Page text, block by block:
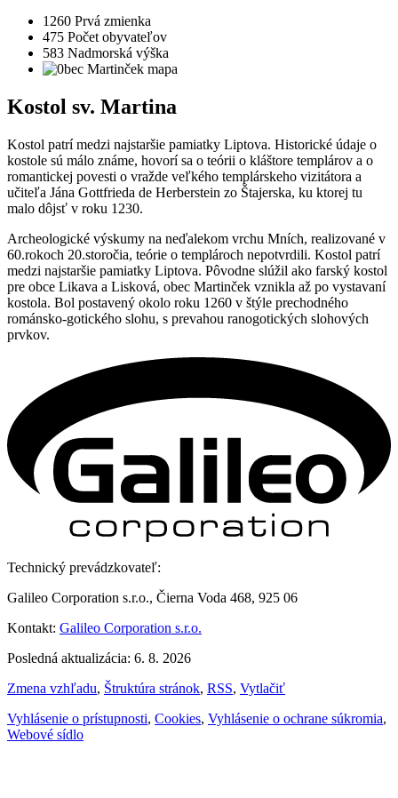
1260 Prvá zmienka
475 Počet obyvateľov
583 Nadmorská výška
Kostol sv. Martina
Kostol patrí medzi najstaršie pamiatky Liptova. Historické údaje o
kostole sú málo známe, hovorí sa o teórii o kláštore templárov a o
romantickej povesti o vražde veľkého templárskeho vizitátora a
učiteľa Jána Gottfrieda de Herberstein zo Štajerska, ku ktorej tu
malo dôjsť v roku 1230.
Archeologické výskumy na neďalekom vrchu Mních, realizované v
60.rokoch 20.storočia, teórie o templároch nepotvrdili. Kostol patrí
medzi najstaršie pamiatky Liptova. Pôvodne slúžil ako farský kostol
pre obce Likava a Lisková, obec Martinček vznikla až po vystavaní
kostola. Bol postavený okolo roku 1260 v štýle prechodného
románsko-gotického slohu, s prevahou ranogotických slohových
prvkov.
Technický prevádzkovateľ:
Galileo Corporation s.r.o., Čierna Voda 468, 925 06
Kontakt: Galileo Corporation s.r.o.
Posledná aktualizácia: 6. 8. 2026
Zmena vzhľadu, Štruktúra stránok, RSS, Vytlačiť
Vyhlásenie o prístupnosti, Cookies, Vyhlásenie o ochrane súkromia,
Webové sídlo